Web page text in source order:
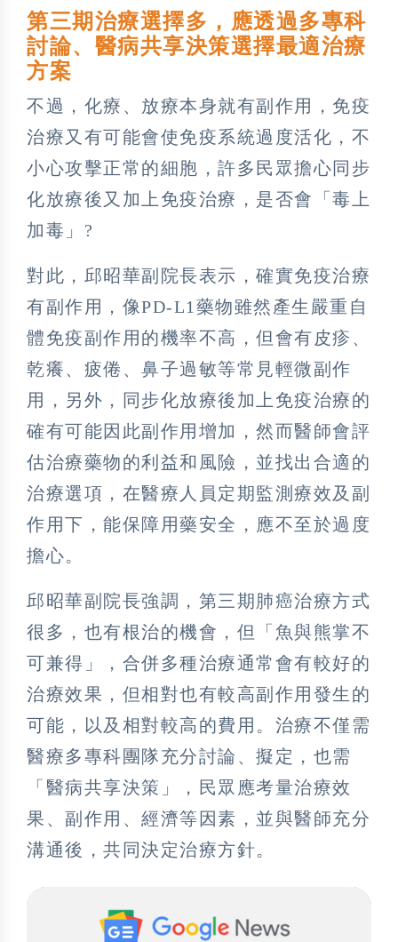
第三期治療選擇多，應透過多專科
討論、醫病共享決策選擇最適治療
方案
不過，化療、放療本身就有副作用，免疫
治療又有可能會使免疫系統過度活化，不
小心攻擊正常的細胞，許多民眾擔心同步
化放療後又加上免疫治療，是否會「毒上
加毒」?
對此，邱昭華副院長表示，確實免疫治療
有副作用，像PD-L1藥物雖然產生嚴重自
體免疫副作用的機率不高，但會有皮疹、
乾癢、疲倦、鼻子過敏等常見輕微副作
用，另外，同步化放療後加上免疫治療的
確有可能因此副作用增加，然而醫師會評
估治療藥物的利益和風險，並找出合適的
治療選項，在醫療人員定期監測療效及副
作用下，能保障用藥安全，應不至於過度
擔心。
邱昭華副院長強調，第三期肺癌治療方式
很多，也有根治的機會，但「魚與熊掌不
可兼得」，合併多種治療通常會有較好的
治療效果，但相對也有較高副作用發生的
可能，以及相對較高的費用。治療不僅需
醫療多專科團隊充分討論、擬定，也需
「醫病共享決策」，民眾應考量治療效
果、副作用、經濟等因素，並與醫師充分
溝通後，共同決定治療方針。